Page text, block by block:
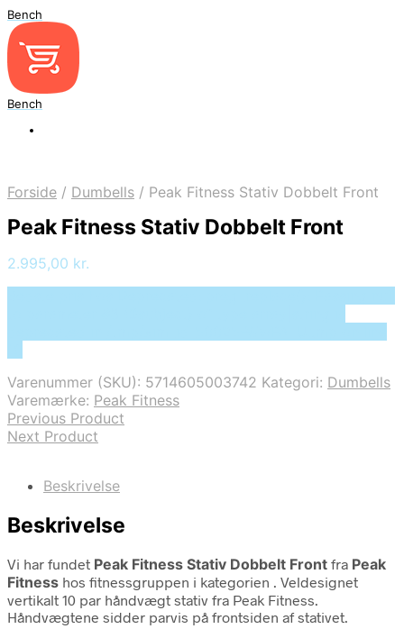
Bench
Bench
Forside / Dumbells / Peak Fitness Stativ Dobbelt Front
Peak Fitness Stativ Dobbelt Front
2.995,00 kr.
Varenummer (SKU): 5714605003742 Kategori: Dumbells
Varemærke: Peak Fitness
Previous Product
Next Product
Beskrivelse
Beskrivelse
Vi har fundet Peak Fitness Stativ Dobbelt Front fra Peak
Fitness hos fitnessgruppen i kategorien . Veldesignet
vertikalt 10 par håndvægt stativ fra Peak Fitness.
Håndvægtene sidder parvis på frontsiden af stativet.